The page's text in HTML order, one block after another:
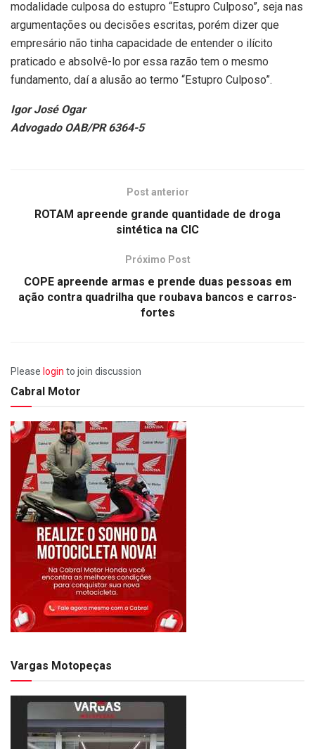
modalidade culposa do estupro “Estupro Culposo”, seja nas
argumentações ou decisões escritas, porém dizer que
empresário não tinha capacidade de entender o ilícito
praticado e absolvê-lo por essa razão tem o mesmo
fundamento, daí a alusão ao termo “Estupro Culposo”.
Igor José Ogar
Advogado OAB/PR 6364-5
Post anterior
ROTAM apreende grande quantidade de droga
sintética na CIC
Próximo Post
COPE apreende armas e prende duas pessoas em
ação contra quadrilha que roubava bancos e carros-
fortes
Please login to join discussion
Cabral Motor
Vargas Motopeças